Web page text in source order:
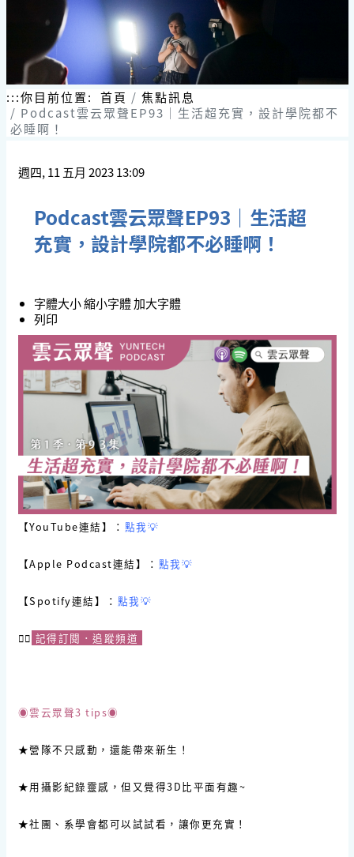
:::你目前位置: 首頁
焦點訊息
Podcast雲云眾聲EP93｜生活超充實，設計學院都不
必睡啊！
週四, 11 五月 2023 13:09
Podcast雲云眾聲EP93｜生活超
充實，設計學院都不必睡啊！
字體大小縮小字體加大字體
列印
【YouTube連結】： 點我💡
【Apple Podcast連結】： 點我💡
【Spotify連結】： 點我💡
☝🏻 記得訂閱．追蹤頻道
◉雲云眾聲3 tips◉
★營隊不只感動，還能帶來新生！
★用攝影紀錄靈感，但又覺得3D比平面有趣~
★社團、系學會都可以試試看，讓你更充實！